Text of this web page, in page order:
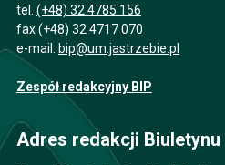
tel. (+48) 32 4785 156
fax (+48) 32 4717 070
e-mail: bip@um.jastrzebie.pl
Zespół redakcyjny BIP
Adres redakcji Biuletynu